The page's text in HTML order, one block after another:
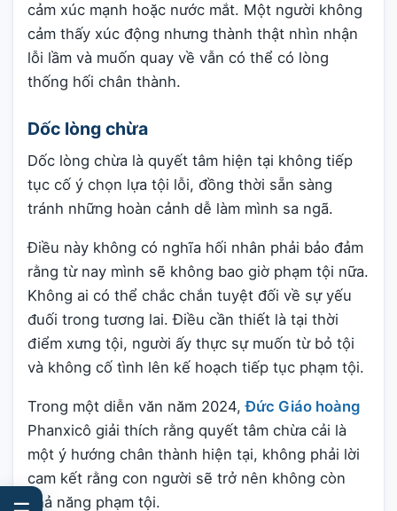
cảm xúc mạnh hoặc nước mắt. Một người không
cảm thấy xúc động nhưng thành thật nhìn nhận
lỗi lầm và muốn quay về vẫn có thể có lòng
thống hối chân thành.
Dốc lòng chừa
Dốc lòng chừa là quyết tâm hiện tại không tiếp
tục cố ý chọn lựa tội lỗi, đồng thời sẵn sàng
tránh những hoàn cảnh dễ làm mình sa ngã.
Điều này không có nghĩa hối nhân phải bảo đảm
rằng từ nay mình sẽ không bao giờ phạm tội nữa.
Không ai có thể chắc chắn tuyệt đối về sự yếu
đuối trong tương lai. Điều cần thiết là tại thời
điểm xưng tội, người ấy thực sự muốn từ bỏ tội
và không cố tình lên kế hoạch tiếp tục phạm tội.
Trong một diễn văn năm 2024,Đức Giáo hoàng
Phanxicô giải thích rằng quyết tâm chừa cải là
một ý hướng chân thành hiện tại, không phải lời
cam kết rằng con người sẽ trở nên không còn
khả năng phạm tội.